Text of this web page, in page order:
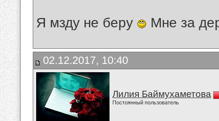
Я мзду не беру Мне за
02.12.2017, 10:40
Лилия Баймухаметова
Постоянный пользователь